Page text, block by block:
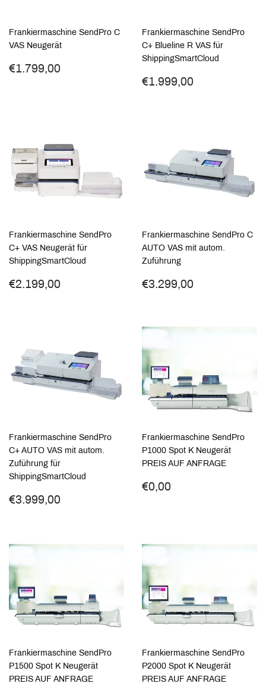
Frankiermaschine SendPro C
VAS Neugerät
Normaler
€1.799,00
Frankiermaschine SendPro
C+ Blueline R VAS für
ShippingSmartCloud
Normaler
€1.999,00
Frankiermaschine SendPro
C+ VAS Neugerät für
ShippingSmartCloud
Normaler
€2.199,00
Frankiermaschine SendPro C
AUTO VAS mit autom.
Zuführung
Normaler
€3.299,00
Frankiermaschine SendPro
C+ AUTO VAS mit autom.
Zuführung für
ShippingSmartCloud
Normaler
€3.999,00
Frankiermaschine SendPro
P1000 Spot K Neugerät
PREIS AUF ANFRAGE
Normaler
€0,00
Frankiermaschine SendPro
P1500 Spot K Neugerät
PREIS AUF ANFRAGE
Frankiermaschine SendPro
P2000 Spot K Neugerät
PREIS AUF ANFRAGE